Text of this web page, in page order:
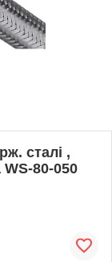
сталі ,
80-050